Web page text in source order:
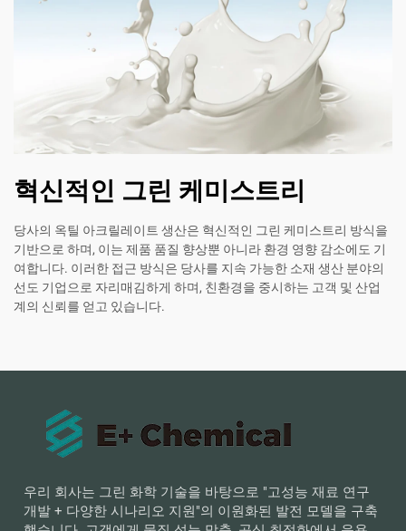
혁신적인 그린 케미스트리
당사의 옥틸 아크릴레이트 생산은 혁신적인 그린 케미스트리 방식을
기반으로 하며, 이는 제품 품질 향상뿐 아니라 환경 영향 감소에도 기
여합니다. 이러한 접근 방식은 당사를 지속 가능한 소재 생산 분야의
선도 기업으로 자리매김하게 하며, 친환경을 중시하는 고객 및 산업
계의 신뢰를 얻고 있습니다.
우리 회사는 그린 화학 기술을 바탕으로 "고성능 재료 연구
개발 + 다양한 시나리오 지원"의 이원화된 발전 모델을 구축